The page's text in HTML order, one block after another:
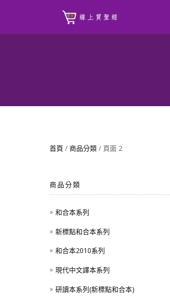
首頁 / 商品分類 / 頁面 2
商品分類
和合本系列
新標點和合本系列
和合本2010系列
現代中文譯本系列
研讀本系列(新標點和合本)